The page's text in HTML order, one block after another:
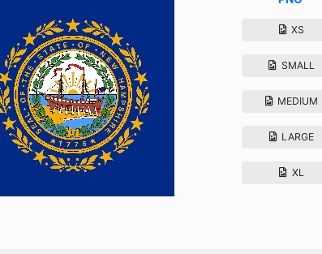
XS
SMALL
MEDIUM
LARGE
XL